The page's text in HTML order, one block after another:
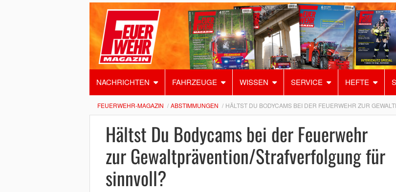
NACHRICHTEN FAHRZEUGE WISSEN SERVICE HEFTE
FEUERWEHR-MAGAZIN ABSTIMMUNGEN HÄLTST DU BODYCAMS BEI DER FEUERWEHR ZUR
Hältst Du Bodycams bei der Feuerwehr
zur Gewaltprävention/Strafverfolgung für
sinnvoll?